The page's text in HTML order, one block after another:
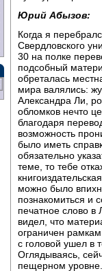
Юрий Абызов:
Когда я
Свердловского
30 на полке
подсобный
обреталась
мира валялись:
Александра Ли,
обломков нечто
благодаря
возможность
было иметь
обязательно
теме, то тебе
можно было
познакомиться и
печатное слово в
видел, что
ограничен
с головой ушел в
Оглядываясь,
пещерном